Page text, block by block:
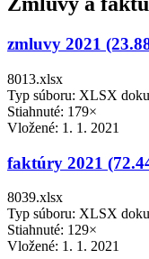
zmluvy 2021
8013.xlsx
Typ súboru: XLSX
Stiahnuté: 179×
Vložené: 1. 1. 2021
faktúry 2021
8039.xlsx
Typ súboru: XLSX
Stiahnuté: 129×
Vložené: 1. 1. 2021